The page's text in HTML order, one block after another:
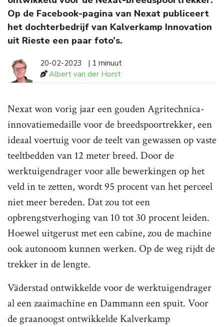
Op de Facebook-pagina van Nexat publiceert
het dochterbedrijf van Kalverkamp Innovation
uit Rieste een paar foto’s.
20-02-2023
| 1 minuut
Albert van der Horst
Nexat won vorig jaar een gouden Agritechnica-
innovatiemedaille voor de breedspoortrekker, een
ideaal voertuig voor de teelt van gewassen op vaste
teeltbedden van 12 meter breed. Door de
werktuigendrager voor alle bewerkingen op het
veld in te zetten, wordt 95 procent van het perceel
niet meer bereden. Dat zou tot een
opbrengstverhoging van 10 tot 30 procent leiden.
Hoewel uitgerust met een cabine, zou de machine
ook autonoom kunnen werken. Op de weg rijdt de
trekker in de lengte.
Väderstad ontwikkelde voor de werktuigendrager
al een zaaimachine en Dammann een spuit. Voor
de graanoogst ontwikkelde Kalverkamp